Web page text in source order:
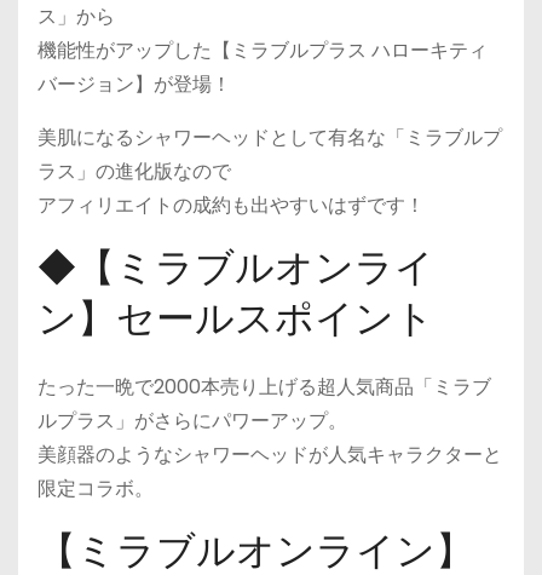
ス」から
機能性がアップした【ミラブルプラス ハローキティ
バージョン】が登場！
美肌になるシャワーヘッドとして有名な「ミラブルプ
ラス」の進化版なので
アフィリエイトの成約も出やすいはずです！
◆【ミラブルオンライ
ン】セールスポイント
たった一晩で2000本売り上げる超人気商品「ミラブ
ルプラス」がさらにパワーアップ。
美顔器のようなシャワーヘッドが人気キャラクターと
限定コラボ。
【ミラブルオンライン】